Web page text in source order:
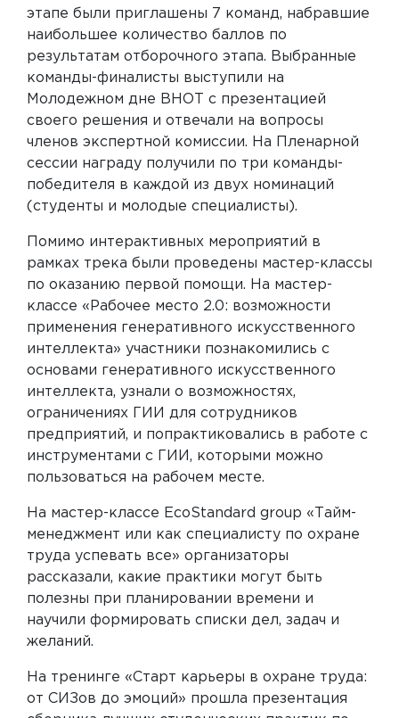
этапе были приглашены 7 команд, набравшие
наибольшее количество баллов по
результатам отборочного этапа. Выбранные
команды-финалисты выступили на
Молодежном дне ВНОТ с презентацией
своего решения и отвечали на вопросы
членов экспертной комиссии. На Пленарной
сессии награду получили по три команды-
победителя в каждой из двух номинаций
(студенты и молодые специалисты).
Помимо интерактивных мероприятий в
рамках трека были проведены мастер-классы
по оказанию первой помощи. На мастер-
классе «Рабочее место 2.0: возможности
применения генеративного искусственного
интеллекта» участники познакомились с
основами генеративного искусственного
интеллекта, узнали о возможностях,
ограничениях ГИИ для сотрудников
предприятий, и попрактиковались в работе с
инструментами с ГИИ, которыми можно
пользоваться на рабочем месте.
На мастер-классе EcoStandard group «Тайм-
менеджмент или как специалисту по охране
труда успевать все» организаторы
рассказали, какие практики могут быть
полезны при планировании времени и
научили формировать списки дел, задач и
желаний.
На тренинге «Старт карьеры в охране труда:
от СИЗов до эмоций» прошла презентация